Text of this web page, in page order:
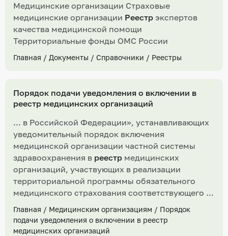
Медицинские организации Страховые
медицинские организации Реестр экспертов
качества медицинской помощи
Территориальные фонды ОМС России
Главная / Документы /Справочники / Реестры
Порядок подачи уведомления о включении в
реестр медицинских организаций
... в Российской Федерации», устанавливающих
уведомительный порядок включения
медицинской организации частной системы
здравоохранения в реестр медицинских
организаций, участвующих в реализации
территориальной программы обязательного
медицинского страхования соответствующего ...
Главная / Медицинским организациям / Порядок
подачи уведомления о включении в реестр
медицинских организаций